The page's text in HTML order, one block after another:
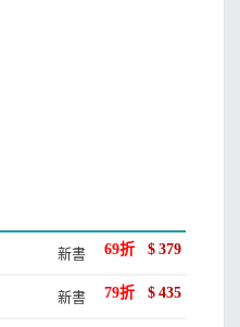
新書 69折 $ 379
新書 79折 $ 435